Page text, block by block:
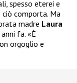
spesso eterei e
comporta. Ma
madre Laura
fa. «È
orgoglio e